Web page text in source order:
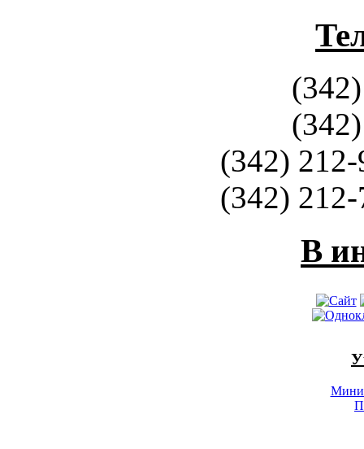
(342)
(342)
В